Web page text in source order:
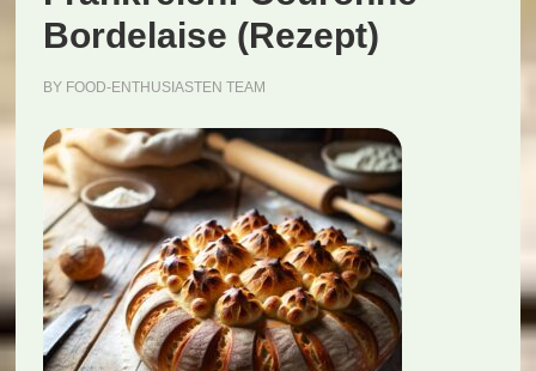
Bordelaise (Rezept)
BY FOOD-ENTHUSIASTEN TEAM